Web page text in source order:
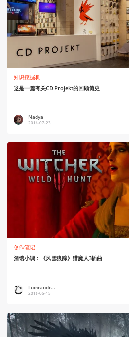
知识挖掘机
这是一篇有关CD Projekt的回顾简史
Nadya
2016-07-23
创作笔记
酒馆小调：《风雪狼踪》猎魔人3插曲
Luinrandr...
2016-05-15